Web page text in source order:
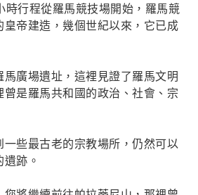
時行程從羅馬競技場開始，羅馬競
皇帝建造，幾個世紀以來，它已成
廣場遺址，這裡見證了羅馬文明
曾是羅馬共和國的政治、社會、宗
一些最古老的宗教場所，仍然可以
跡。